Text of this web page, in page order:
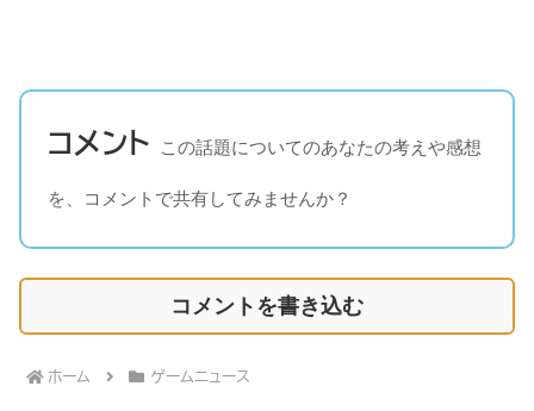
コメント この話題についてのあなたの考えや感想
を、コメントで共有してみませんか？
コメントを書き込む
ホーム ゲームニュース